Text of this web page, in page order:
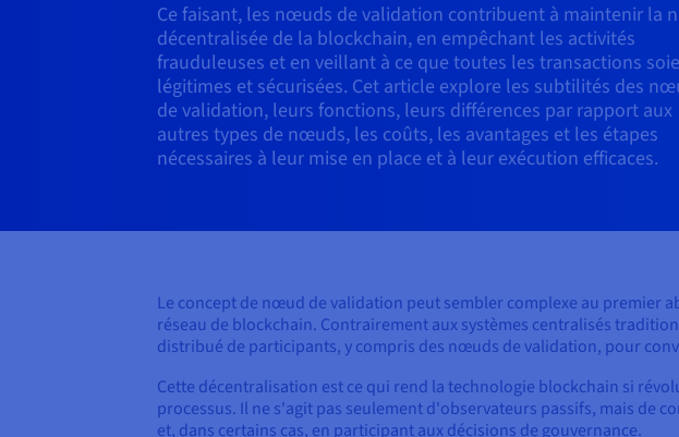
Ce faisant, les nœuds de validation contribuent à maintenir la
décentralisée de la blockchain, en empêchant les activités
frauduleuses et en veillant à ce que toutes les transactions
légitimes et sécurisées. Cet article explore les subtilités des
de validation, leurs fonctions, leurs différences par rapport aux
autres types de nœuds, les coûts, les avantages et les étapes
nécessaires à leur mise en place et à leur exécution efficaces.
Le concept de nœud de validation peut sembler complexe au premier
réseau de blockchain. Contrairement aux systèmes centralisés
distribué de participants, y compris des nœuds de validation, pour
Cette décentralisation est ce qui rend la technologie blockchain si
processus. Il ne s'agit pas seulement d'observateurs passifs, mais de
et, dans certains cas, en participant aux décisions de gouvernance.